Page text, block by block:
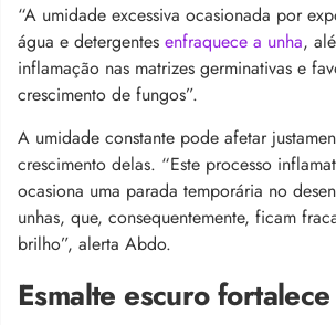
“A umidade excessiva ocasionada por
água e detergentes enfraquece a unha,
inflamação nas matrizes germinativas e
crescimento de fungos”.
A umidade constante pode afetar
crescimento delas. “Este processo
ocasiona uma parada temporária no
unhas, que, consequentemente, ficam
brilho”, alerta Abdo.
Esmalte escuro